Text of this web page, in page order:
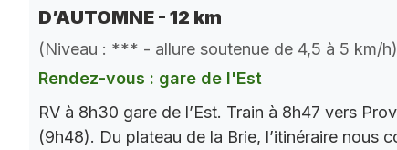
D’AUTOMNE - 12 km
(Niveau : *** - allure soutenue de 4,5 à 5 km/h)
Rendez-vous : gare de l'Est
RV à 8h30 gare de l’Est. Train à 8h47 vers
(9h48). Du plateau de la Brie, l’itinéraire nous